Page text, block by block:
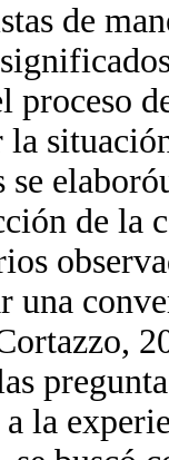
de
proceso
se
de
una
la